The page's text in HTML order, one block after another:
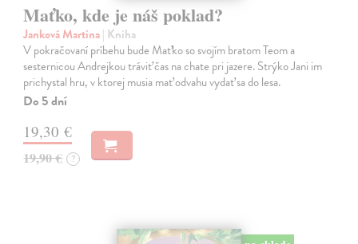
Maťko, kde je náš poklad?
Janková Martina| Kniha
V pokračovaní príbehu bude Maťko so svojím bratom Teom a
sesternicou Andrejkou tráviť čas na chate pri jazere. Strýko Jani im
prichystal hru, v ktorej musia mať odvahu vydať sa do lesa.
Do 5 dní
19,30 €
19,90 € ?